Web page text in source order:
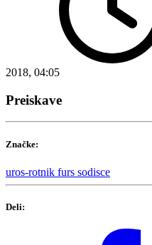
2018, 04:05
Preiskave
Značke:
uros-rotnik furs sodisce
Deli: